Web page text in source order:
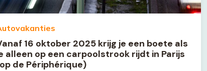
16 oktober 2025 krijg je een boete als
alleen op een carpoolstrook rijdt in Parijs
de Périphérique)